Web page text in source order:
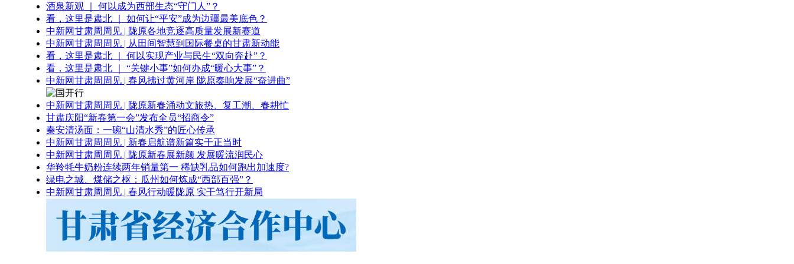
酒泉新观 ｜ 何以成为西部生态“守门人”？
看，这里是肃北 ｜ 如何让“平安”成为边疆最美底色？
中新网甘肃周周见 | 陇原各地竞逐高质量发展新赛道
中新网甘肃周周见 | 从田间智慧到国际餐桌的甘肃新动能
看，这里是肃北 ｜ 何以实现产业与民生“双向奔赴”？
看，这里是肃北 ｜ “关键小事”如何办成“暖心大事”？
中新网甘肃周周见 | 春风拂过黄河岸 陇原奏响发展“奋进曲”
中新网甘肃周周见 | 陇原新春涌动文旅热、复工潮、春耕忙
甘肃庆阳“新春第一会”发布全员“招商令”
秦安清汤面：一碗“山清水秀”的匠心传承
中新网甘肃周周见 | 新春启航谱新篇实干正当时
中新网甘肃周周见 | 陇原新春展新颜 发展暖流润民心
华羚牦牛奶粉连续两年销量第一 稀缺乳品如何跑出加速度?
绿电之城、煤储之枢：瓜州如何炼成“西部百强”？
中新网甘肃周周见 | 春风行动暖陇原 实干笃行开新局